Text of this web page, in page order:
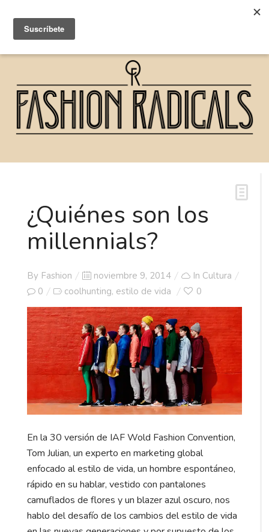
¿Quiénes son los
millennials?
By Fashion
Posted
on
noviembre 9, 2014 In Cultura
0
coolhunting, estilo de vida 0
En la 30 versión de IAF Wold Fashion Convention,
Tom Julian, un experto en marketing global
enfocado al estilo de vida, un hombre espontáneo,
rápido en su hablar, vestido con pantalones
camuflados de flores y un blazer azul oscuro, nos
hablo del desafío de los cambios del estilo de vida